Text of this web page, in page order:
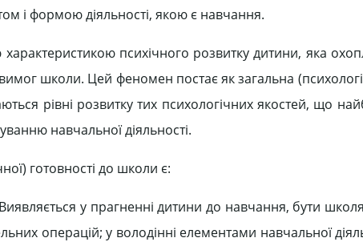
і формою діяльності, якою є навчання.
характеристикою психічного розвитку дитини, яка
школи. Цей феномен постає як загальна
рівні розвитку тих психологічних якостей, що
навчальної діяльності.
готовності до школи є:
у прагненні дитини до навчання, бути
операцій; у володінні елементами навчальної